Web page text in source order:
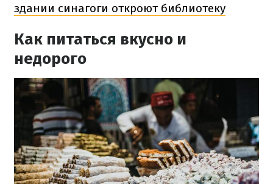
здании синагоги откроют библиотеку
Как питаться вкусно и
недорого